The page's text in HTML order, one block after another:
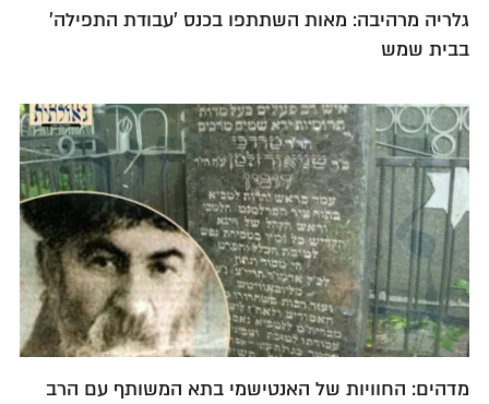
גלריה מרהיבה: מאות השתתפו בכנס 'עבודת התפילה'
בבית שמש
מדהים: החוויות של האנטישמי בתא המשותף עם הרב